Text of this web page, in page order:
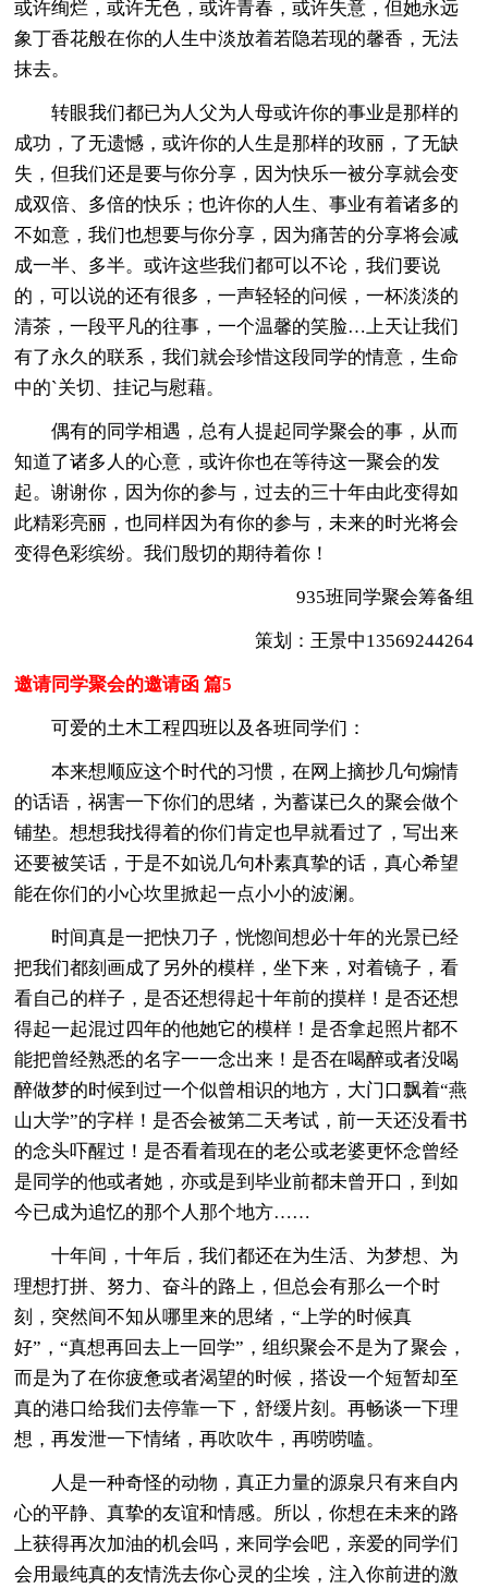
或许绚烂，或许无色，或许青春，或许失意，但她永远
象丁香花般在你的人生中淡放着若隐若现的馨香，无法
抹去。
转眼我们都已为人父为人母或许你的事业是那样的
成功，了无遗憾，或许你的人生是那样的玫丽，了无缺
失，但我们还是要与你分享，因为快乐一被分享就会变
成双倍、多倍的快乐；也许你的人生、事业有着诸多的
不如意，我们也想要与你分享，因为痛苦的分享将会减
成一半、多半。或许这些我们都可以不论，我们要说
的，可以说的还有很多，一声轻轻的问候，一杯淡淡的
清茶，一段平凡的往事，一个温馨的笑脸…上天让我们
有了永久的联系，我们就会珍惜这段同学的情意，生命
中的`关切、挂记与慰藉。
偶有的同学相遇，总有人提起同学聚会的事，从而
知道了诸多人的心意，或许你也在等待这一聚会的发
起。谢谢你，因为你的参与，过去的三十年由此变得如
此精彩亮丽，也同样因为有你的参与，未来的时光将会
变得色彩缤纷。我们殷切的期待着你！
935班同学聚会筹备组
策划：王景中13569244264
邀请同学聚会的邀请函 篇5
可爱的土木工程四班以及各班同学们：
本来想顺应这个时代的习惯，在网上摘抄几句煽情
的话语，祸害一下你们的思绪，为蓄谋已久的聚会做个
铺垫。想想我找得着的你们肯定也早就看过了，写出来
还要被笑话，于是不如说几句朴素真挚的话，真心希望
能在你们的小心坎里掀起一点小小的波澜。
时间真是一把快刀子，恍惚间想必十年的光景已经
把我们都刻画成了另外的模样，坐下来，对着镜子，看
看自己的样子，是否还想得起十年前的摸样！是否还想
得起一起混过四年的他她它的模样！是否拿起照片都不
能把曾经熟悉的名字一一念出来！是否在喝醉或者没喝
醉做梦的时候到过一个似曾相识的地方，大门口飘着“燕
山大学”的字样！是否会被第二天考试，前一天还没看书
的念头吓醒过！是否看着现在的老公或老婆更怀念曾经
是同学的他或者她，亦或是到毕业前都未曾开口，到如
今已成为追忆的那个人那个地方……
十年间，十年后，我们都还在为生活、为梦想、为
理想打拼、努力、奋斗的路上，但总会有那么一个时
刻，突然间不知从哪里来的思绪，“上学的时候真
好”，“真想再回去上一回学”，组织聚会不是为了聚会，
而是为了在你疲惫或者渴望的时候，搭设一个短暂却至
真的港口给我们去停靠一下，舒缓片刻。再畅谈一下理
想，再发泄一下情绪，再吹吹牛，再唠唠嗑。
人是一种奇怪的动物，真正力量的源泉只有来自内
心的平静、真挚的友谊和情感。所以，你想在未来的路
上获得再次加油的机会吗，来同学会吧，亲爱的同学们
会用最纯真的友情洗去你心灵的尘埃，注入你前进的激